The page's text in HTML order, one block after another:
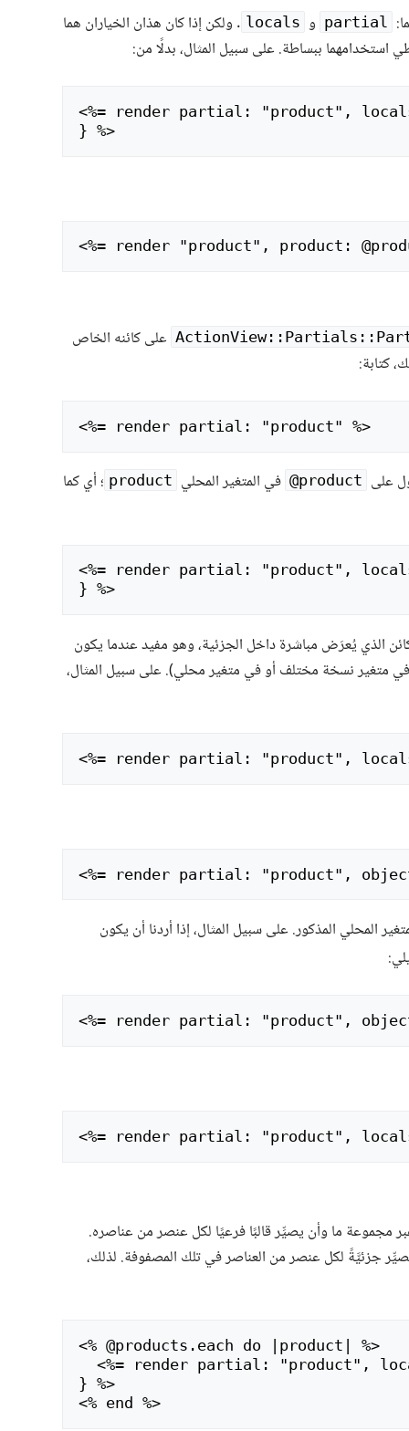
partial و locals . ولكن إذا كان هذان الخياران هما
استخدامهما ببساطة. على سبيل المثال، بدلًا من:
<%= render partial: "product",
} %>
<
على كائنه الخاص
كتابة:
< %= render partial: "product" %>
product@ في المتغير المحلي product ؛ أي كما
<%= render partial: "product",
} %>
الذي يُعرَض مباشرة داخل الجزئية، وهو مفيد عندما يكون
متغير نسخة مختلف أو في متغير محلي). على سبيل المثال،
<
<
المحلي المذكور. على سبيل المثال، إذا أردنا أن يكون
<
<
مجموعة ما وأن يصيِّر قالبًا فرعيًا لكل عنصر من عناصره.
جزئيَّةً لكل عنصر من العناصر في تلك المصفوفة. لذلك،
<% @products.each do |product| %>
<%= render partial: "product",
} %>
<
% end %>